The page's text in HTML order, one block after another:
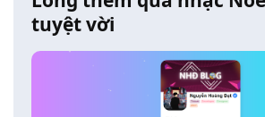
tuyệt vời